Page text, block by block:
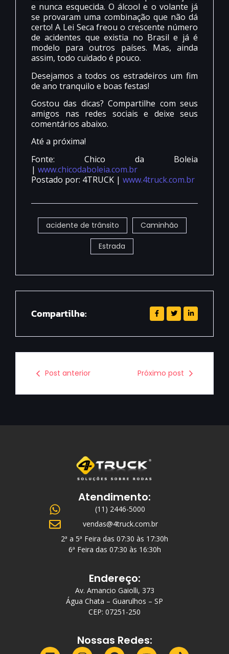
e nunca esquecida. O álcool e o volante já
se provaram uma combinação que não dá
certo! A Lei Seca freou o crescente número
de acidentes que existia no Brasil e já é
modelo para outros países. Mas, ainda
assim, todo cuidado é pouco.
Desejamos a todos os estradeiros um fim
de ano tranquilo e boas festas!
Gostou das dicas? Compartilhe com seus
amigos nas redes sociais e deixe seus
comentários abaixo.
Até a próxima!
Fonte: Chico da Boleia
| www.chicodaboleia.com.br
Postado por: 4TRUCK | www.4truck.com.br
acidente de trânsito Caminhão
Estrada
Compartilhe:
Post anterior Próximo post
Atendimento:
(11) 2446-5000
vendas@4truck.com.br
2ª a 5ª Feira das 07:30 às 17:30h
6ª Feira das 07:30 às 16:30h
Endereço:
Av. Amancio Gaiolli, 373
Água Chata – Guarulhos – SP
CEP: 07251-250
Nossas Redes: